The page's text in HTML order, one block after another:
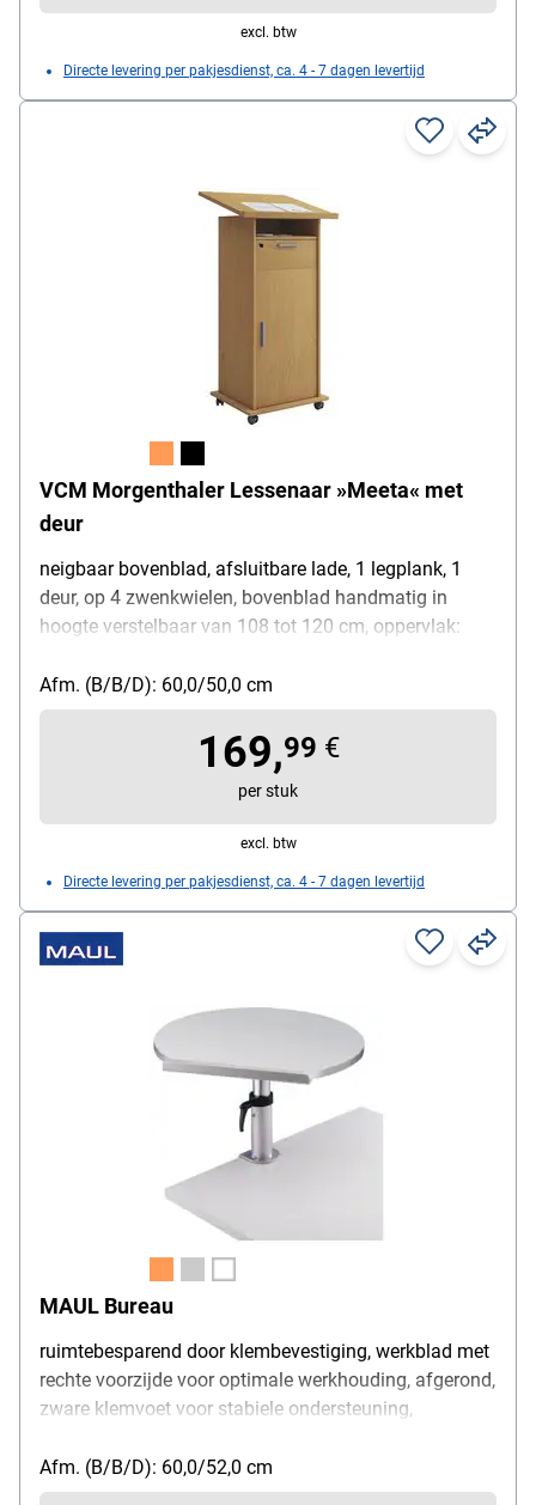
excl. btw
Directe levering per pakjesdienst, ca. 4 - 7 dagen levertijd
VCM Morgenthaler Lessenaar »Meeta« met
deur
neigbaar bovenblad, afsluitbare lade, 1 legplank, 1
deur, op 4 zwenkwielen, bovenblad handmatig in
hoogte verstelbaar van 108 tot 120 cm, oppervlak:
Afm. (B/B/D): 60,0/50,0 cm
169,99 €
per stuk
excl. btw
Directe levering per pakjesdienst, ca. 4 - 7 dagen levertijd
MAUL Bureau
ruimtebesparend door klembevestiging, werkblad met
rechte voorzijde voor optimale werkhouding, afgerond,
zware klemvoet voor stabiele ondersteuning,
ca. 31 tot 43 cm (vanaf bureaublad), +10° naar voren
kantelbaar, 360° draaibaar, met klemhendel, legbord
Afm. (B/B/D): 60,0/52,0 cm